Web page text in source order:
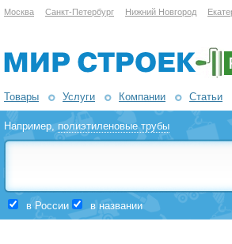
Москва Санкт-Петербург Нижний Новгород
Товары Услуги Компании Статьи
Например,полиэтиленовые трубы
в России в названии